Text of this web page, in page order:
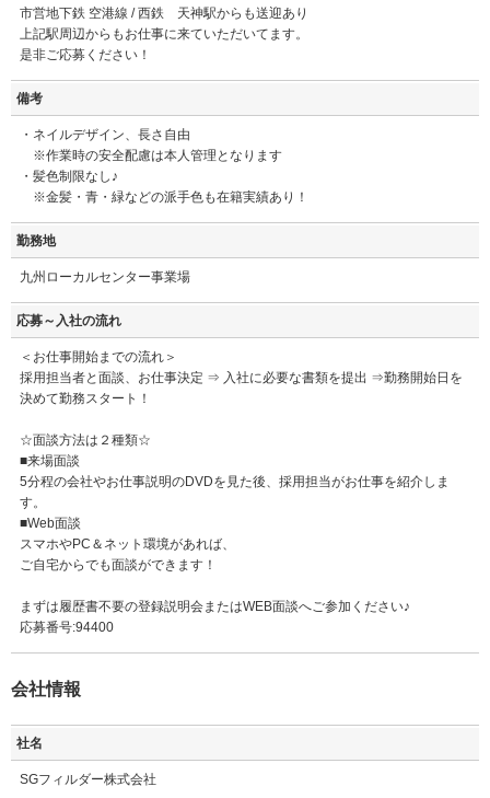
市営地下鉄 空港線 / 西鉄 天神駅からも送迎あり
上記駅周辺からもお仕事に来ていただいてます。
是非ご応募ください！
備考
・ネイルデザイン、長さ自由
※作業時の安全配慮は本人管理となります
・髪色制限なし♪
※金髪・青・緑などの派手色も在籍実績あり！
勤務地
九州ローカルセンター事業場
応募～入社の流れ
＜お仕事開始までの流れ＞
採用担当者と面談、お仕事決定 ⇒ 入社に必要な書類を提出 ⇒勤務開始日を
決めて勤務スタート！
☆面談方法は２種類☆
■来場面談
5分程の会社やお仕事説明のDVDを見た後、採用担当がお仕事を紹介しま
す。
■Web面談
スマホやPC＆ネット環境があれば、
ご自宅からでも面談ができます！
まずは履歴書不要の登録説明会またはWEB面談へご参加ください♪
応募番号:94400
会社情報
社名
SGフィルダー株式会社